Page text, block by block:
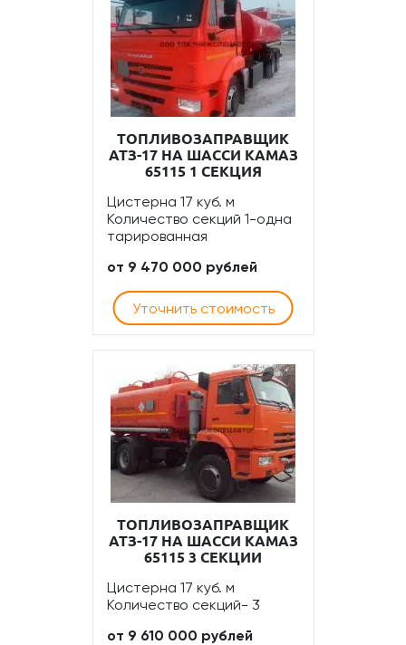
ТОПЛИВОЗАПРАВЩИК
АТЗ-17 НА ШАССИ КАМАЗ
65115 1 СЕКЦИЯ
Цистерна 17 куб. м
Количество секций 1-одна
тарированная
от 9 470 000 рублей
Уточнить стоимость
ТОПЛИВОЗАПРАВЩИК
АТЗ-17 НА ШАССИ КАМАЗ
65115 3 СЕКЦИИ
Цистерна 17 куб. м
Количество секций- 3
от 9 610 000 рублей